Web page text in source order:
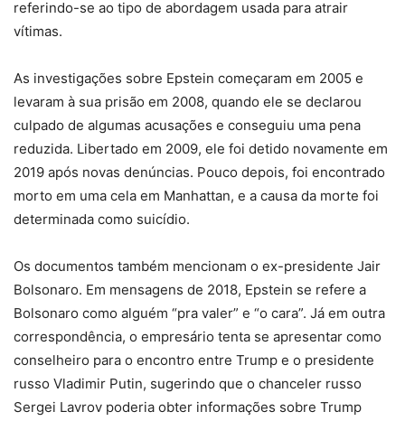
referindo-se ao tipo de abordagem usada para atrair
vítimas.
As investigações sobre Epstein começaram em 2005 e
levaram à sua prisão em 2008, quando ele se declarou
culpado de algumas acusações e conseguiu uma pena
reduzida. Libertado em 2009, ele foi detido novamente em
2019 após novas denúncias. Pouco depois, foi encontrado
morto em uma cela em Manhattan, e a causa da morte foi
determinada como suicídio.
Os documentos também mencionam o ex-presidente Jair
Bolsonaro. Em mensagens de 2018, Epstein se refere a
Bolsonaro como alguém “pra valer” e “o cara”. Já em outra
correspondência, o empresário tenta se apresentar como
conselheiro para o encontro entre Trump e o presidente
russo Vladimir Putin, sugerindo que o chanceler russo
Sergei Lavrov poderia obter informações sobre Trump